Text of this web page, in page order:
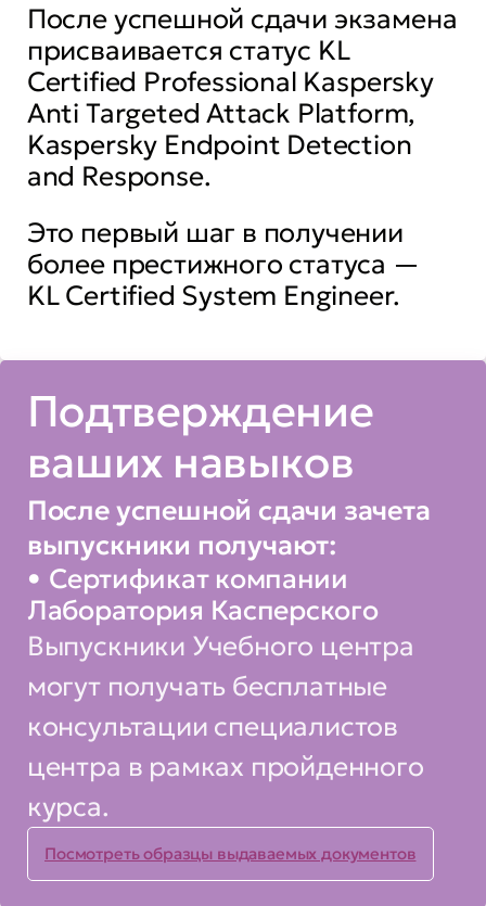
После успешной сдачи экзамена
присваивается статус KL
Certified Professional Kaspersky
Anti Targeted Attack Platform,
Kaspersky Endpoint Detection
and Response.
Это первый шаг в получении
более престижного статуса —
KL Certified System Engineer.
Подтверждение
ваших навыков
После успешной сдачи зачета
выпускники получают:
Сертификат компании
Лаборатория Касперского
Выпускники Учебного центра
могут получать бесплатные
консультации специалистов
центра в рамках пройденного
курса.
Посмотреть образцы выдаваемых документов